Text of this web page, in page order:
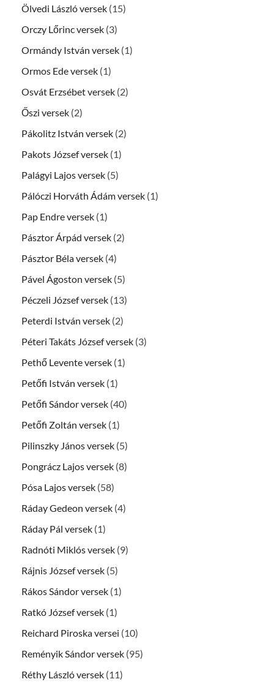
Ölvedi László versek (15)
Orczy Lőrinc versek (3)
Ormándy István versek (1)
Ormos Ede versek (1)
Osvát Erzsébet versek (2)
Őszi versek (2)
Pákolitz István versek (2)
Pakots József versek (1)
Palágyi Lajos versek (5)
Pálóczi Horváth Ádám versek (1)
Pap Endre versek (1)
Pásztor Árpád versek (2)
Pásztor Béla versek (4)
Pável Ágoston versek (5)
Péczeli József versek (13)
Peterdi István versek (2)
Péteri Takáts József versek (3)
Pethő Levente versek (1)
Petőfi István versek (1)
Petőfi Sándor versek (40)
Petőfi Zoltán versek (1)
Pilinszky János versek (5)
Pongrácz Lajos versek (8)
Pósa Lajos versek (58)
Ráday Gedeon versek (4)
Ráday Pál versek (1)
Radnóti Miklós versek (9)
Rájnis József versek (5)
Rákos Sándor versek (1)
Ratkó József versek (1)
Reichard Piroska versei (10)
Reményik Sándor versek (95)
Réthy László versek (11)